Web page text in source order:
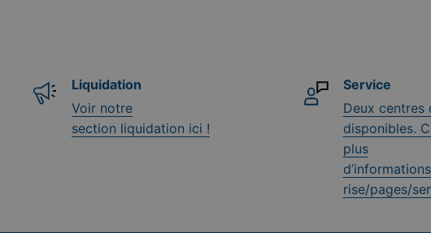
Liquidation
Voir notre
section liquidation ici !
Service
Deux centres
disponibles.
plus
d’informations
rise/pages/